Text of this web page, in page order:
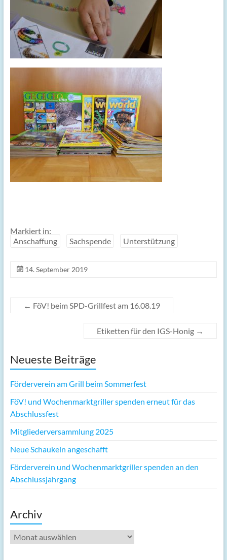
Markiert in:
Anschaffung
Sachspende Unterstützung
14. September 2019
← FöV! beim SPD-Grillfest am 16.08.19
Etiketten für den IGS-Honig →
Neueste Beiträge
Förderverein am Grill beim Sommerfest
FöV! und Wochenmarktgriller spenden erneut für das
Abschlussfest
Mitgliederversammlung 2025
Neue Schaukeln angeschafft
Förderverein und Wochenmarktgriller spenden an den
Abschlussjahrgang
Archiv
Archiv